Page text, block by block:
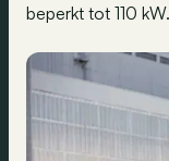
beperkt tot 110 kW.